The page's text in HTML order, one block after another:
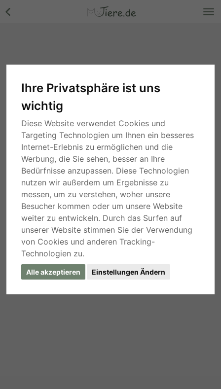
Ihre Privatsphäre ist uns
wichtig
Diese Website verwendet Cookies und
Targeting Technologien um Ihnen ein besseres
Internet-Erlebnis zu ermöglichen und die
Werbung, die Sie sehen, besser an Ihre
Bedürfnisse anzupassen. Diese Technologien
nutzen wir außerdem um Ergebnisse zu
messen, um zu verstehen, woher unsere
Besucher kommen oder um unsere Website
weiter zu entwickeln. Durch das Surfen auf
unserer Website stimmen Sie der Verwendung
von Cookies und anderen Tracking-
Technologien zu.
Alle akzeptieren Einstellungen Ändern